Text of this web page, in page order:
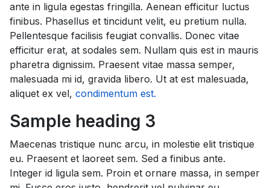
ante in ligula egestas fringilla. Aenean efficitur luctus
finibus. Phasellus et tincidunt velit, eu pretium nulla.
Pellentesque facilisis feugiat convallis. Donec vitae
efficitur erat, at sodales sem. Nullam quis est in mauris
pharetra dignissim. Praesent vitae massa semper,
malesuada mi id, gravida libero. Ut at est malesuada,
aliquet ex vel, condimentum est.
Sample heading 3
Maecenas tristique nunc arcu, in molestie elit tristique
eu. Praesent et laoreet sem. Sed a finibus ante.
Integer id ligula sem. Proin et ornare massa, in semper